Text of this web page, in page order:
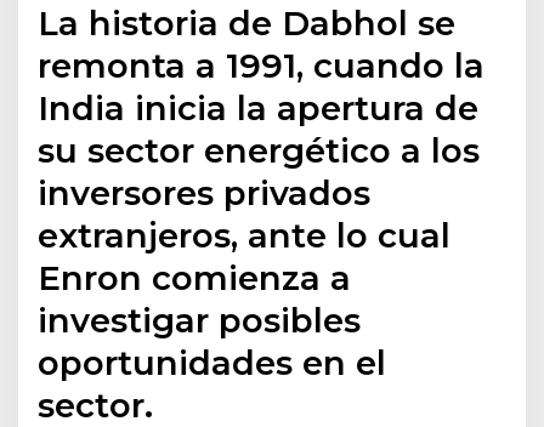
La historia de Dabhol se
remonta a 1991, cuando la
India inicia la apertura de
su sector energético a los
inversores privados
extranjeros, ante lo cual
Enron comienza a
investigar posibles
oportunidades en el
sector.